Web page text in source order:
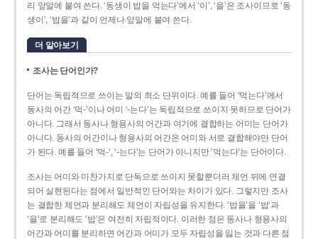
리 앞말에 붙여 쓴다. ‘동생이 밥을 먹는다’에서 ‘이’, ‘을’은 조사이므로 ‘동
생이’, ‘밥을’과 같이 언제나 앞말에 붙여 쓴다.
더 알아보기
조사는 단어인가?
단어는 독립적으로 쓰이는 말의 최소 단위이다. 예를 들어 ‘먹는다’에서
동사의 어간 ‘먹-­’이나 어미 ‘­-는다’는 독립적으로 쓰이지 못하므로 단어가
아니다. 그래서 동사나 형용사의 어간과 여기에 결합하는 어미는 단어가
아니다. 동사의 어간이나 형용사의 어간은 어미와 서로 결합해야만 단어
가 된다. 예를 들어 ‘먹-’, ‘-는다’는 단어가 아니지만 ‘먹는다’는 단어이다.
조사는 어미와 마찬가지로 단독으로 쓰이지 못할뿐더러 체언 뒤에 연결
되어 실현된다는 점에서 일반적인 단어와는 차이가 있다. 그렇지만 조사
는 결합한 체언과 분리해도 체언이 자립성을 유지한다. ‘밥을’을 ‘밥’과
‘을’로 분리해도 ‘밥’은 여전히 자립적이다. 이러한 점은 동사나 형용사의
어간과 어미를 분리하면 어간과 어미가 모두 자립성을 잃는 것과 다른 점